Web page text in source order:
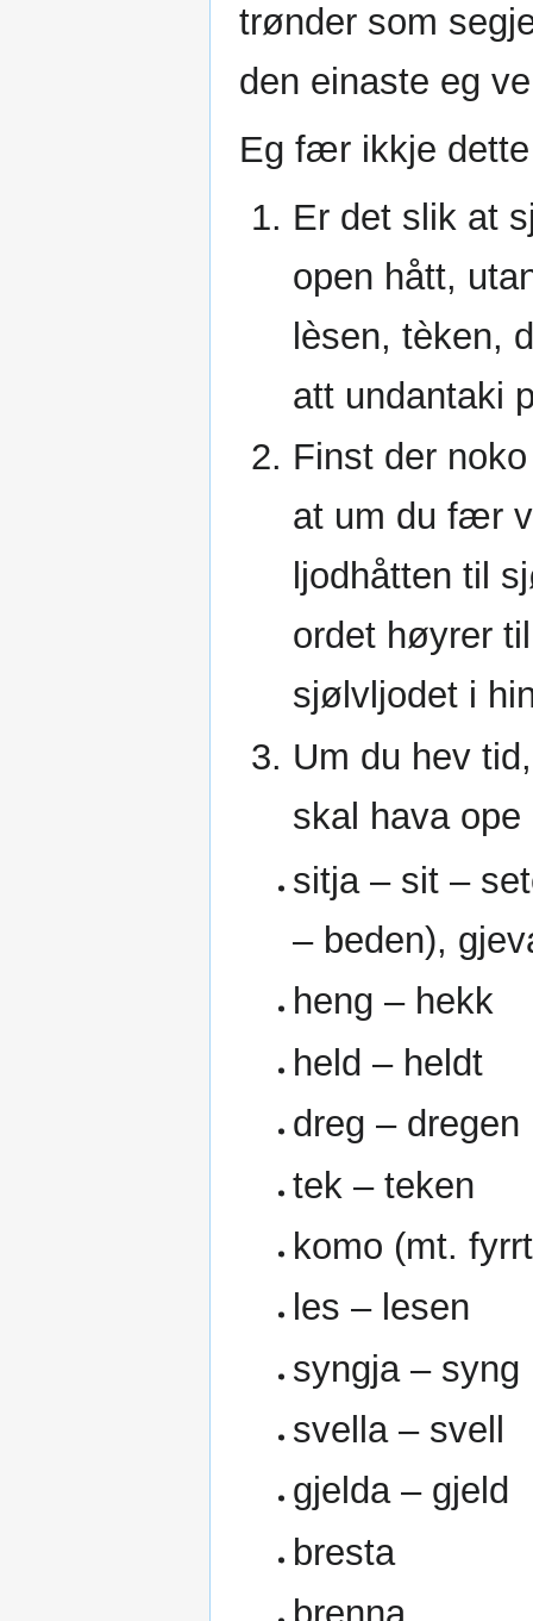
trønder som
den einaste eg
Eg fær ikkje
Er det slik at
open hått,
lèsen, tèken,
att undantaki
Finst der
at um du fær
ljodhåtten til
ordet høyrer
sjølvljodet i
Um du hev
skal hava
sitja – sit –
– beden),
heng – hekk
held – heldt
dreg – dregen
tek – teken
komo (mt.
les – lesen
syngja – syng
svella – svell
gjelda – gjeld
bresta